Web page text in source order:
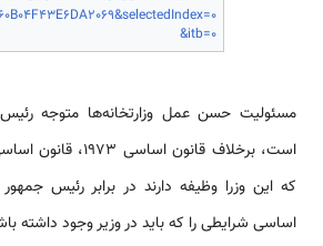
&itb=0
مسئولیت حسن عمل وزارتخانه­‌‌‌‌‌‌‌‌ها متوجه
‌‌‌‌‌‌‌است، برخلاف قانون
که این وزرا وظیفه دارند در برابر رئیس
اساسی شرایطی را که باید در وزیر وجود داشته